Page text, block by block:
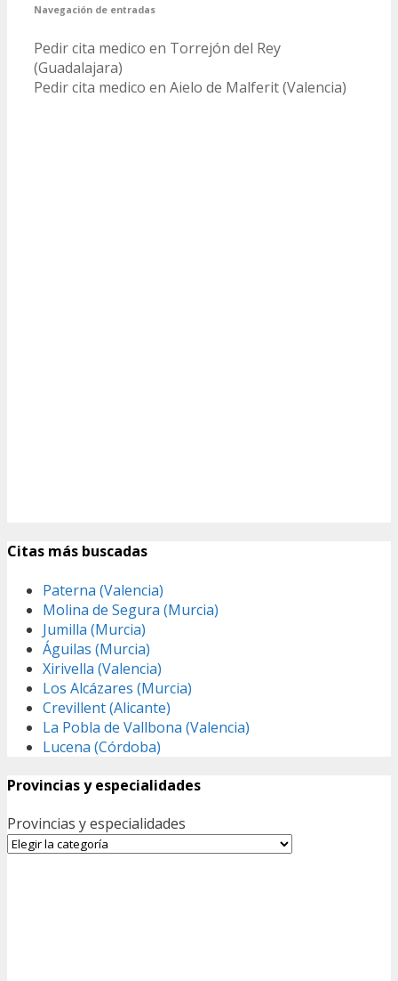
Navegación de entradas
Pedir cita medico en Torrejón del Rey
(Guadalajara)
Pedir cita medico en Aielo de Malferit (Valencia)
Citas más buscadas
Paterna (Valencia)
Molina de Segura (Murcia)
Jumilla (Murcia)
Águilas (Murcia)
Xirivella (Valencia)
Los Alcázares (Murcia)
Crevillent (Alicante)
La Pobla de Vallbona (Valencia)
Lucena (Córdoba)
Provincias y especialidades
Provincias y especialidades